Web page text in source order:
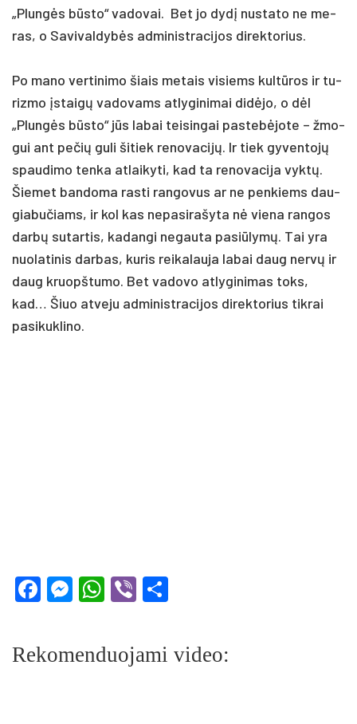
„Plungės būsto“ va­do­vai. Bet jo dydį nu­sta­to ne me­
ras, o Sa­vi­val­dybės ad­mi­nist­ra­ci­jos di­rek­to­rius.
Po ma­no ver­ti­ni­mo šiais me­tais vi­siems kultū­ros ir tu­
riz­mo įstaigų va­do­vams at­ly­gi­ni­mai didė­jo, o dėl
„Plungės būsto“ jūs la­bai tei­sin­gai pa­stebė­jo­te – žmo­
gui ant pe­čių gu­li ši­tiek re­no­va­cijų. Ir tiek gy­ven­tojų
spau­di­mo ten­ka at­lai­ky­ti, kad ta re­no­va­ci­ja vyktų.
Šie­met ban­do­ma ras­ti ran­go­vus ar ne pen­kiems dau­
gia­bu­čiams, ir kol kas ne­pa­si­ra­šy­ta nė vie­na ran­gos
darbų su­tar­tis, ka­dan­gi ne­gau­ta pa­si­ūlymų. Tai yra
nuo­la­ti­nis dar­bas, ku­ris rei­ka­lau­ja la­bai daug nervų ir
daug kruopš­tu­mo. Bet va­do­vo at­ly­gi­ni­mas toks,
kad… Šiuo at­ve­ju ad­mi­nist­ra­ci­jos di­rek­to­rius tik­rai
pa­si­kuk­li­no.
Facebook
Messenger
WhatsApp
Viber
Rekomenduojami video: